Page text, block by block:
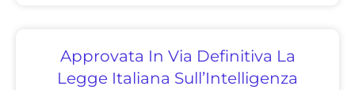
Approvata In Via Definitiva La
Legge Italiana Sull’Intelligenza